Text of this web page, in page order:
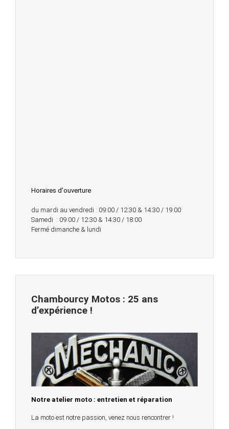
Horaires d'ouverture
du mardi au vendredi : 09:00 / 12:30 & 14:30 / 19:00
Samedi : 09:00 / 12:30 & 14:30 / 18:00
Fermé dimanche & lundi
Chambourcy Motos : 25 ans
d’expérience !
Notre atelier moto : entretien et réparation
La moto est notre passion, venez nous rencontrer !